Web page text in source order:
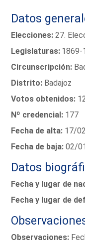
Datos
Elecciones:27.
Legislaturas: 1869-
Circunscripción:
Distrito: Badajoz
Votos obtenidos:
Nº credencial: 177
Fecha de alta: 17/
Fecha de baja: 02/
Datos
Fecha y lugar de
Fecha y lugar de
Observaciones: